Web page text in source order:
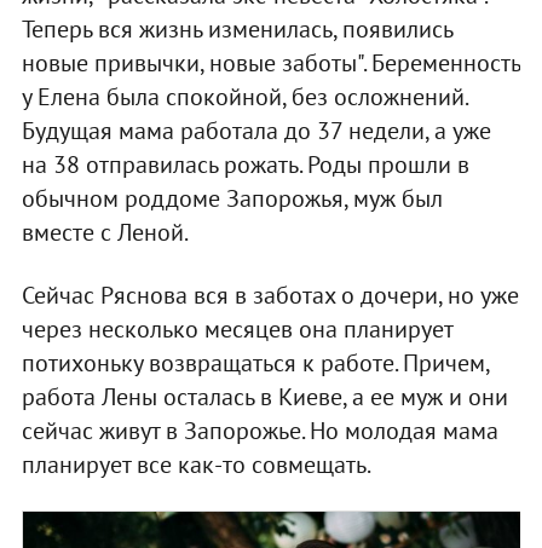
Теперь вся жизнь изменилась, появились
новые привычки, новые заботы". Беременность
у Елена была спокойной, без осложнений.
Будущая мама работала до 37 недели, а уже
на 38 отправилась рожать. Роды прошли в
обычном роддоме Запорожья, муж был
вместе с Леной.
Сейчас Ряснова вся в заботах о дочери, но уже
через несколько месяцев она планирует
потихоньку возвращаться к работе. Причем,
работа Лены осталась в Киеве, а ее муж и они
сейчас живут в Запорожье. Но молодая мама
планирует все как-то совмещать.